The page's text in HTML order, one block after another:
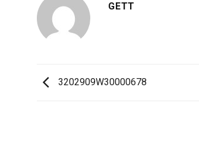
GETT
3202909W30000678